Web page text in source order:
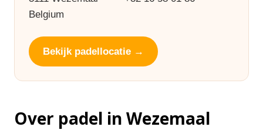
Belgium
Bekijk padellocatie →
Over padel in Wezemaal